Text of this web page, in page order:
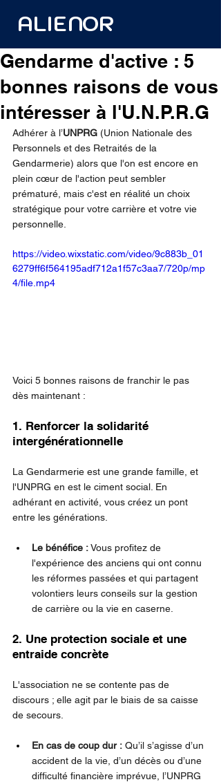
ALIENOR
Gendarme d'active : 5
bonnes raisons de vous
intéresser à l'U.N.P.R.G
Adhérer à l’UNPRG (Union Nationale des
Personnels et des Retraités de la
Gendarmerie) alors que l'on est encore en
plein cœur de l'action peut sembler
prématuré, mais c'est en réalité un choix
stratégique pour votre carrière et votre vie
personnelle.
https://video.wixstatic.com/video/9c883b_01
6279ff6f564195adf712a1f57c3aa7/720p/mp
4/file.mp4
Voici 5 bonnes raisons de franchir le pas
dès maintenant :
1. Renforcer la solidarité
intergénérationnelle
La Gendarmerie est une grande famille, et
l'UNPRG en est le ciment social. En
adhérant en activité, vous créez un pont
entre les générations.
Le bénéfice : Vous profitez de
l'expérience des anciens qui ont connu
les réformes passées et qui partagent
volontiers leurs conseils sur la gestion
de carrière ou la vie en caserne.
2. Une protection sociale et une
entraide concrète
L'association ne se contente pas de
discours ; elle agit par le biais de sa caisse
de secours.
En cas de coup dur : Qu’il s’agisse d’un
accident de la vie, d’un décès ou d’une
difficulté financière imprévue, l’UNPRG